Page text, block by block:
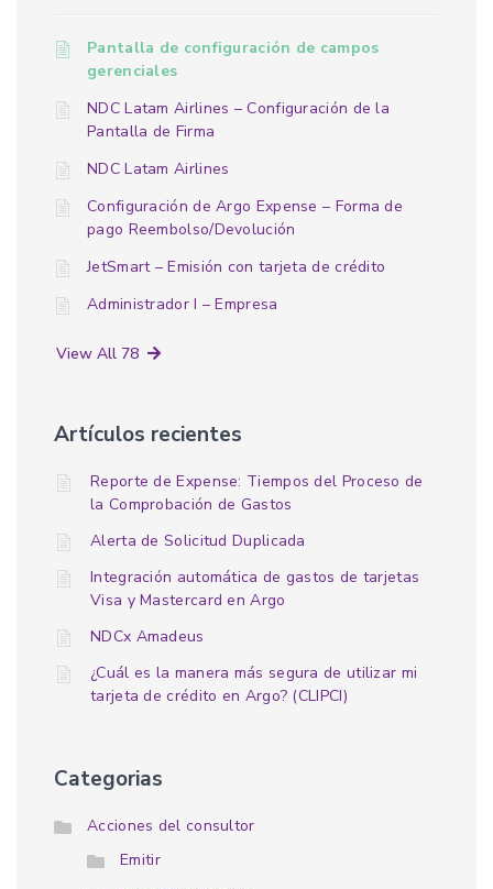
Pantalla de configuración de campos
gerenciales
NDC Latam Airlines – Configuración de la
Pantalla de Firma
NDC Latam Airlines
Configuración de Argo Expense – Forma de
pago Reembolso/Devolución
JetSmart – Emisión con tarjeta de crédito
Administrador I – Empresa
View All 78
Artículos recientes
Reporte de Expense: Tiempos del Proceso de
la Comprobación de Gastos
Alerta de Solicitud Duplicada
Integración automática de gastos de tarjetas
Visa y Mastercard en Argo
NDCx Amadeus
¿Cuál es la manera más segura de utilizar mi
tarjeta de crédito en Argo? (CLIPCI)
Categorias
Acciones del consultor
Emitir